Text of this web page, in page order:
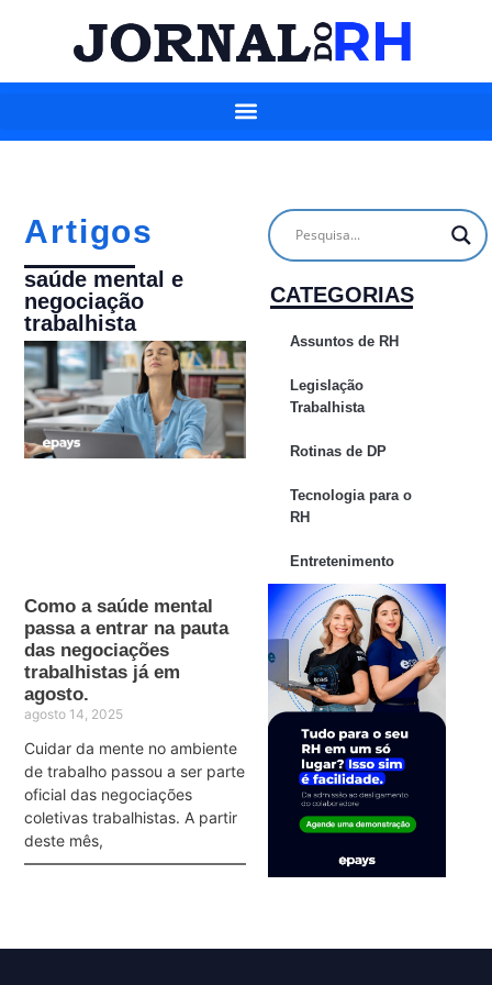
Artigos
saúde mental e
negociação
trabalhista
Como a saúde mental
passa a entrar na pauta
das negociações
trabalhistas já em
agosto.
agosto 14, 2025
Cuidar da mente no ambiente
de trabalho passou a ser parte
oficial das negociações
coletivas trabalhistas. A partir
deste mês,
CATEGORIAS
Assuntos de RH
Legislação
Trabalhista
Rotinas de DP
Tecnologia para o
RH
Entretenimento